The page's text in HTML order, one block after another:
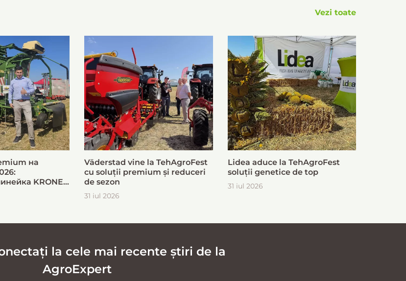
Vezi toate
на
KRONE
Väderstad vine la TehAgroFest
cu soluții premium și reduceri
de sezon
31 iul 2026
Lidea aduce la TehAgroFest
soluții genetice de top
31 iul 2026
la cele mai recente știri de la
AgroExpert